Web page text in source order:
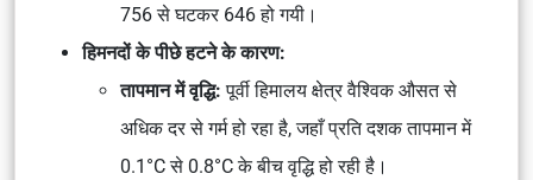
756 से घटकर 646 हो गयी।
हिमनदों के पीछे हटने के कारण:
तापमान में वृद्धि: पूर्वी हिमालय क्षेत्र वैश्विक औसत से
अधिक दर से गर्म हो रहा है, जहाँ प्रति दशक तापमान में
0.1°C से 0.8°C के बीच वृद्धि हो रही है।